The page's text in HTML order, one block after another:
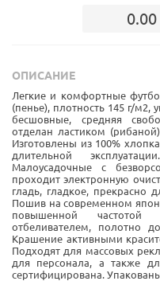
0.00
ОПИСАНИЕ
Легкие и комфортные
(пенье), плотность 145 г/м2,
бесшовные, средняя
отделан ластиком
Изготовлены из 100%
длительной
Малоусадочные с
проходит электронную
гладь, гладкое, прекрасно
Пошив на современном
повышенной частотой
отбеливателем, полотно
Крашение активными
Подходят для массовых
для персонала, а также
сертифицирована.